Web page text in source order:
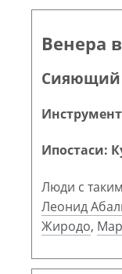
Венера
Сияющий
Ипостаси:
Люди с
Леонид
Жиродо,